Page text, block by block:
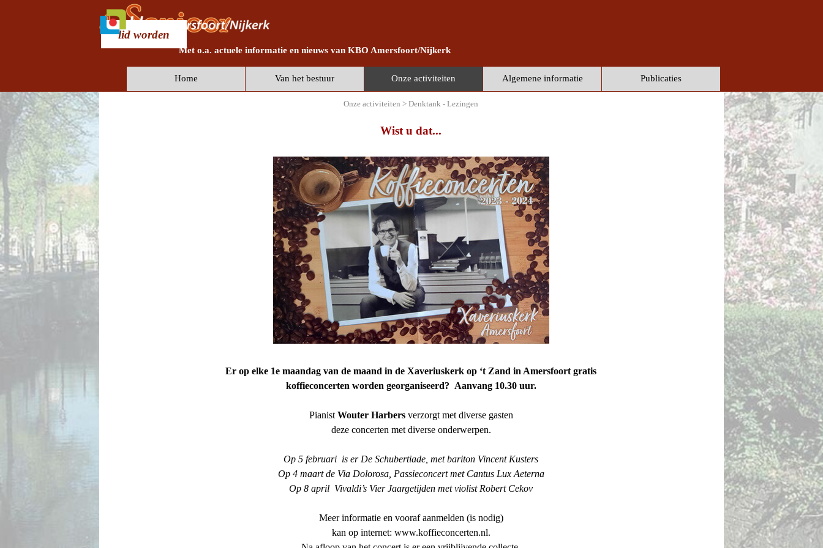
lid worden
Met o.a. actuele informatie en nieuws van KBO Amersfoort/Nijkerk
Home Van het bestuur ▼
Onze activiteiten ▼
Algemene informatie ▼
Publicaties
Onze activiteiten > Denktank - Lezingen
Wist u dat...
Er op elke 1e maandag van de maand in de Xaveriuskerk op ‘t Zand in Amersfoort gratis
koffieconcerten worden georganiseerd? Aanvang 10.30 uur.
Pianist Wouter Harbersverzorgt met diverse gasten
deze concerten met diverse onderwerpen.
Op 5 februari is er De Schubertiade, met bariton Vincent Kusters
Op 4 maart de Via Dolorosa, Passieconcert met Cantus Lux Aeterna
Op 8 april Vivaldi’s Vier Jaargetijden met violist Robert Cekov
Meer informatie en vooraf aanmelden (is nodig)
kan op internet: www.koffieconcerten.nl.